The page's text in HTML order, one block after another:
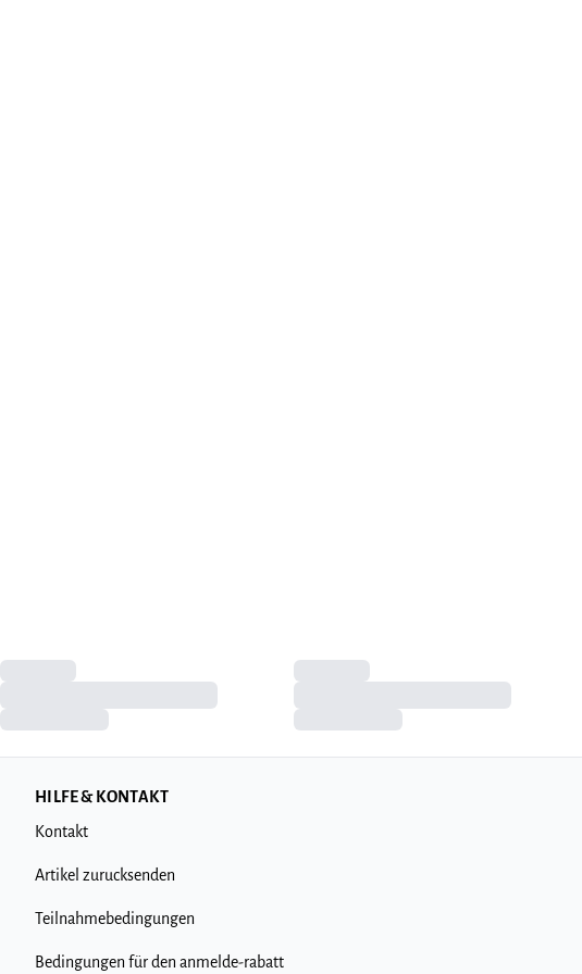
HILFE & KONTAKT
Kontakt
Artikel zurucksenden
Teilnahmebedingungen
Bedingungen für den anmelde-rabatt